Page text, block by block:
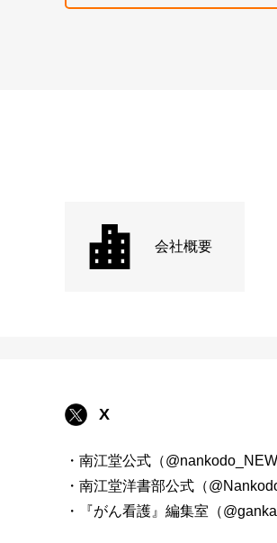
会社概要
X
・南江堂公式（
・南江堂洋書部公式（
・『がん看護』編集室（